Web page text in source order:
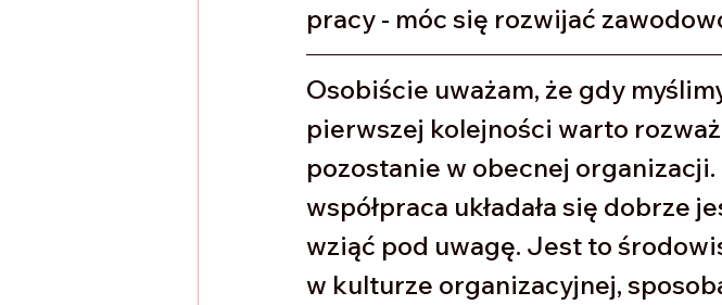
pracy - móc się rozwijać
Osobiście uważam, że gdy
pierwszej kolejności warto
pozostanie w obecnej
współpraca układała się dobrze
wziąć pod uwagę. Jest to
w kulturze organizacyjnej,